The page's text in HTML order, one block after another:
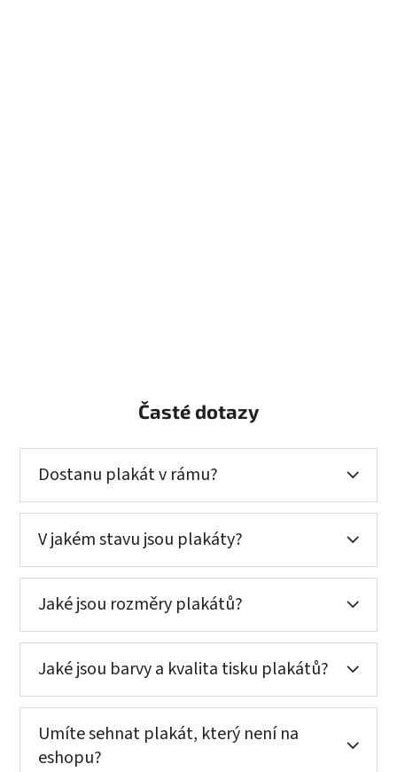
Časté dotazy
Dostanu plakát v rámu?
V jakém stavu jsou plakáty?
Jaké jsou rozměry plakátů?
Jaké jsou barvy a kvalita tisku plakátů?
Umíte sehnat plakát, který není na
eshopu?